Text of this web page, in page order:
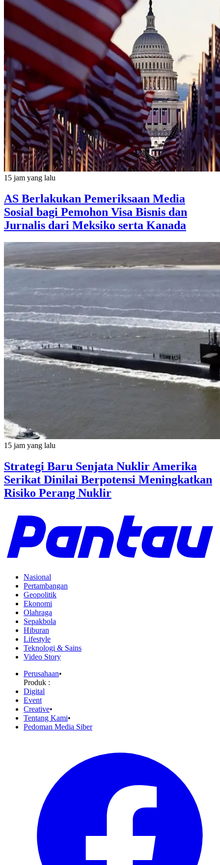
15 jam yang lalu
AS Berlakukan Pemeriksaan Media
Sosial bagi Pemohon Visa Bisnis dan
Jurnalis dari Meksiko serta Kanada
15 jam yang lalu
Strategi Baru Senjata Nuklir Amerika
Serikat Dinilai Berpotensi Meningkatkan
Risiko Perang Nuklir
Nasional
Pertambangan
Geopolitik
Ekonomi
Olahraga
Sepakbola
Hiburan
Lifestyle
Teknologi & Sains
Video Story
Perusahaan•
Produk :
Digital
Event
Creative•
Tentang Kami•
Pedoman Media Siber